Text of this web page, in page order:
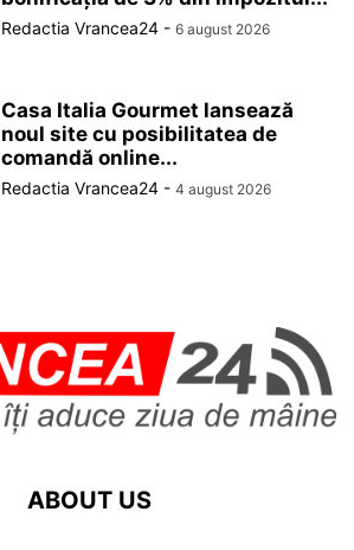
Redactia Vrancea24 - 6 august 2026
Casa Italia Gourmet lansează
noul site cu posibilitatea de
comandă online...
Redactia Vrancea24 - 4 august 2026
ABOUT US